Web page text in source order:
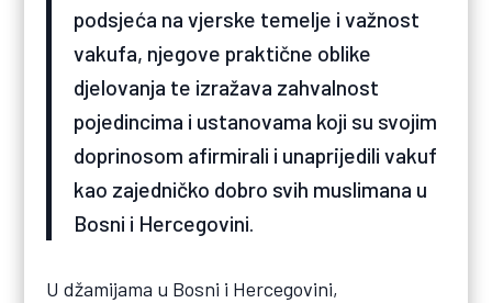
podsjeća na vjerske temelje i važnost
vakufa, njegove praktične oblike
djelovanja te izražava zahvalnost
pojedincima i ustanovama koji su svojim
doprinosom afirmirali i unaprijedili vakuf
kao zajedničko dobro svih muslimana u
Bosni i Hercegovini.
U džamijama u Bosni i Hercegovini,